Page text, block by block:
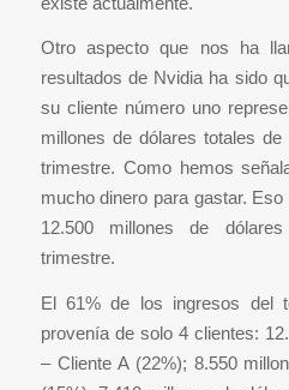
Otro aspecto que nos ha
resultados de Nvidia ha sido
su cliente número uno
millones de dólares totales
trimestre. Como hemos
mucho dinero para gastar.
12.500 millones de
trimestre.
El 61% de los ingresos del
provenía de solo 4 clientes:
– Cliente A (22%); 8.550